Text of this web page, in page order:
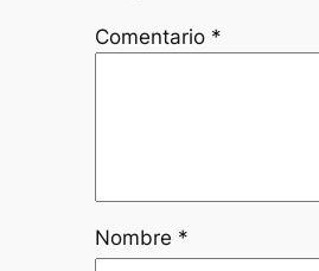
Comentario *
Nombre *